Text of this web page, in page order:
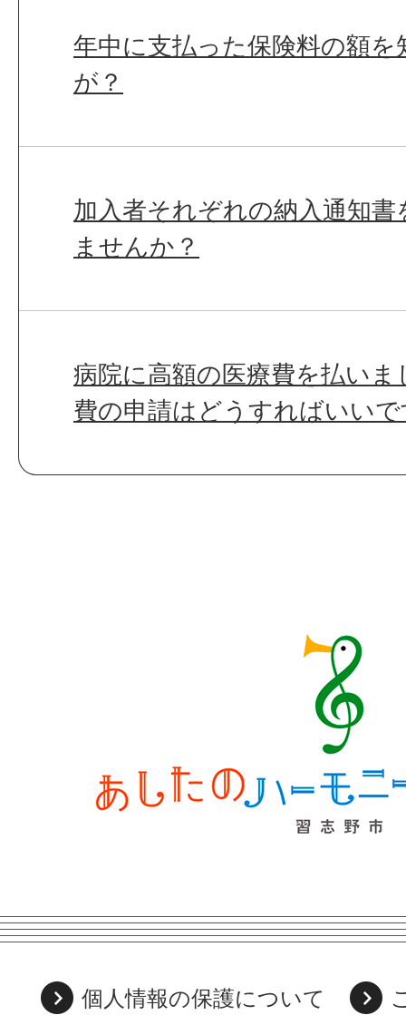
年中に支払った保険料の額
が？
加入者それぞれの納入通知
ませんか？
病院に高額の医療費を払い
費の申請はどうすればいい
個人情報の保護について